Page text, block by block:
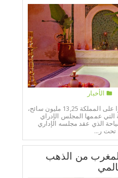
الأخبار
فاق عدد السياح الذين توافدوا على المملكة 13,25 مليون سائح،
عممها المجلس الإدراي
الذي عقد مجلسه الإداري
من الذهب